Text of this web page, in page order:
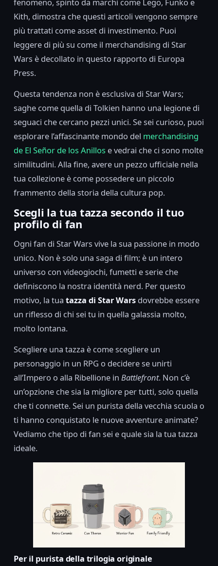
fenomeno, spinto da marchi come Lego, Funko e
Kith, dimostra che questi articoli vengono sempre
più trattati come asset di investimento. Puoi
leggere di più su come il merchandising di Star
Wars è decollato in questo rapporto di Europa
Press.
Questa tendenza non è esclusiva di Star Wars;
saghe come quella di Tolkien hanno una legione di
seguaci che cercano pezzi unici. Se sei curioso, puoi
esplorare l’affascinante mondo del merchandising
de El Señor de los Anillos e vedrai che ci sono molte
similitudini. Alla fine, avere un pezzo ufficiale nella
tua collezione è come possedere un piccolo
frammento della storia della cultura pop.
Scegli la tua tazza secondo il tuo
profilo di fan
Ogni fan di Star Wars vive la sua passione in modo
unico. Non è solo una saga di film; è un intero
universo con videogiochi, fumetti e serie che
definiscono la nostra identità nerd. Per questo
motivo, la tua tazza di Star Wars dovrebbe essere
un riflesso di chi sei tu in quella galassia molto,
molto lontana.
Scegliere una tazza è come scegliere un
personaggio in un RPG o decidere se unirti
all’Impero o alla Ribellione in Battlefront. Non c’è
un’opzione che sia la migliore per tutti, solo quella
che ti connette. Sei un purista della vecchia scuola o
ti hanno conquistato le nuove avventure animate?
Vediamo che tipo di fan sei e quale sia la tua tazza
ideale.
Per il purista della trilogia originale